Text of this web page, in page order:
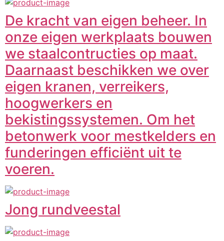
De kracht van eigen beheer. In
onze eigen werkplaats bouwen
we staalcontructies op maat.
Daarnaast beschikken we over
eigen kranen, verreikers,
hoogwerkers en
bekistingssystemen. Om het
betonwerk voor mestkelders en
funderingen efficiënt uit te
voeren.
Jong rundveestal